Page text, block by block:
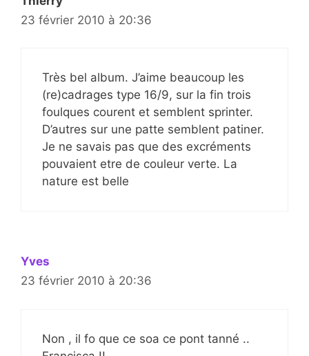
23 février 2010 à 20:36
Très bel album. J’aime beaucoup les
(re)cadrages type 16/9, sur la fin trois
foulques courent et semblent sprinter.
D’autres sur une patte semblent patiner.
Je ne savais pas que des excréments
pouvaient etre de couleur verte. La
nature est belle
Yves
23 février 2010 à 20:36
Non , il fo que ce soa ce pont tanné ..